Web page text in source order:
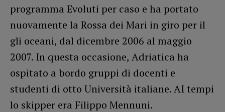
programma Evoluti per caso e ha portato
nuovamente la Rossa dei Mari in giro per il
gli oceani, dal dicembre 2006 al maggio
2007. In questa occasione, Adriatica ha
ospitato a bordo gruppi di docenti e
studenti di otto Università italiane. AI tempi
lo skipper era Filippo Mennuni.